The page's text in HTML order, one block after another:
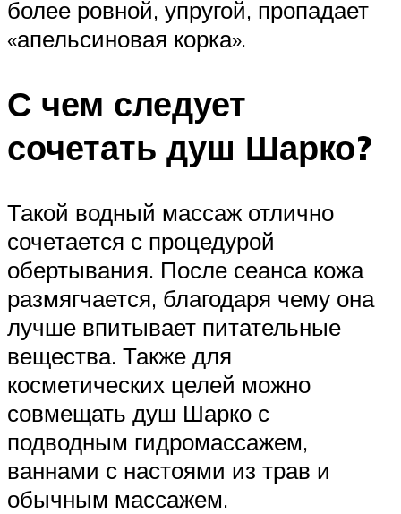
более ровной, упругой, пропадает
«апельсиновая корка».
С чем следует
сочетать душ Шарко?
Такой водный массаж отлично
сочетается с процедурой
обертывания. После сеанса кожа
размягчается, благодаря чему она
лучше впитывает питательные
вещества. Также для
косметических целей можно
совмещать душ Шарко с
подводным гидромассажем,
ваннами с настоями из трав и
обычным массажем.